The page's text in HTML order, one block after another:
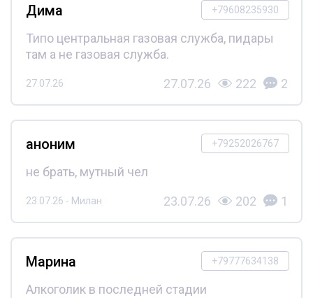
+79608235930
Дима
Типо центральная газовая служба, пидары
там а не газовая служба.
27.07.26 27.07.26 222 2
+79252026767
аноним
не брать, мутный чел
23.07.26 - Милан 23.07.26 202 1
+79777634138
Марина
Алкоголик в последней стадии